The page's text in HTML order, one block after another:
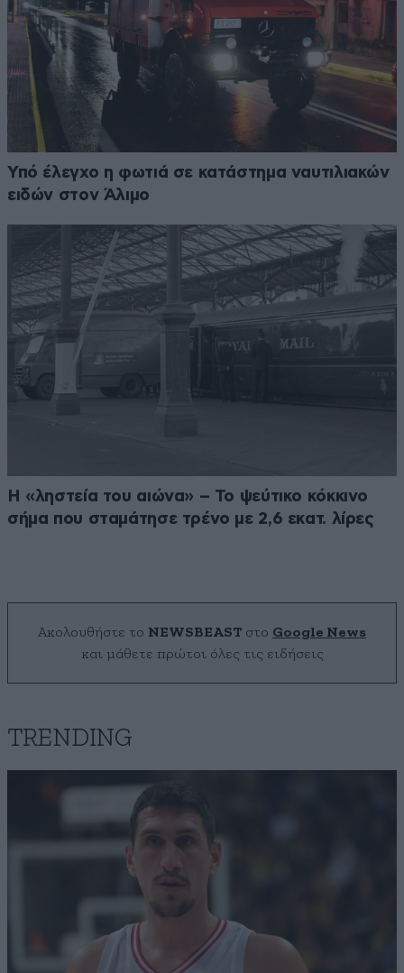
Υπό έλεγχο η φωτιά σε κατάστημα ναυτιλιακών
ειδών στον Άλιμο
Η «ληστεία του αιώνα» – Το ψεύτικο κόκκινο
σήμα που σταμάτησε τρένο με 2,6 εκατ. λίρες
Ακολουθήστε το NEWSBEAST στο Google News
και μάθετε πρώτοι όλες τις ειδήσεις
TRENDING